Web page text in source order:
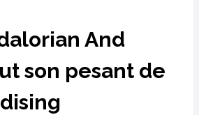
And
son pesant de